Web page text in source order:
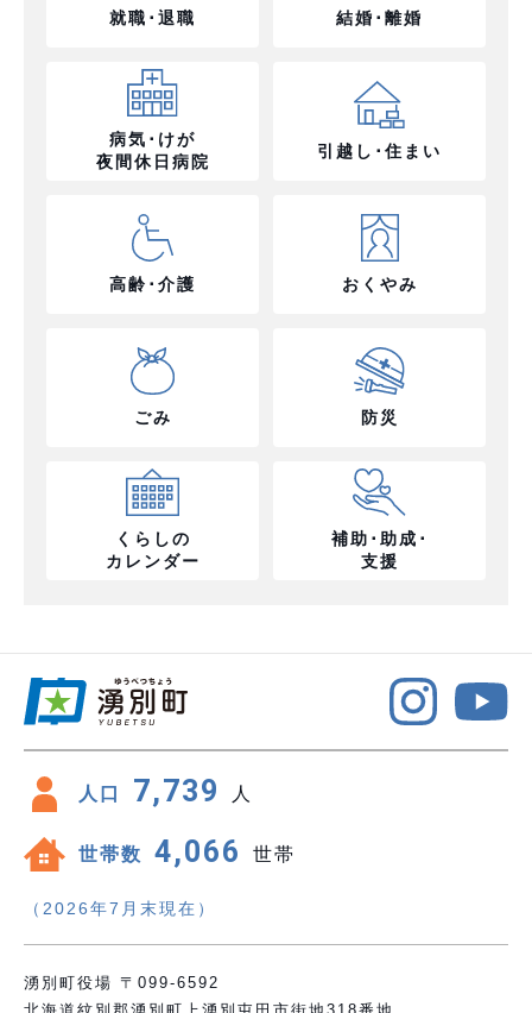
就職･退職 結婚･離婚
病気･けが
夜間休日病院
引越し･住まい
高齢･介護 おくやみ
ごみ 防災
くらしの
カレンダー
補助･助成･
支援
人口 7,739 人
世帯数 4,066 世帯
（2026年7月末現在）
湧別町役場 〒099-6592